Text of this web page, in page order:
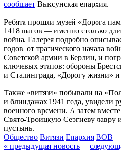
сообщает Выксунская епархия.
Ребята прошли музей «Дорога
1418 шагов — именно столько
война. Галерея подробно
годов, от трагического начала
Советской армии в Берлин, и
ключевых этапов: обороны
и Сталинграда, «Дорогу жизни» и
Также «витязи» побывали на
и блиндажах 1941 года, увидели
военного времени. А затем
Свято-Троицкую Сергиеву лавру
пустынь.
Общество Витязи Епархия ВОВ
« предыдущая новость